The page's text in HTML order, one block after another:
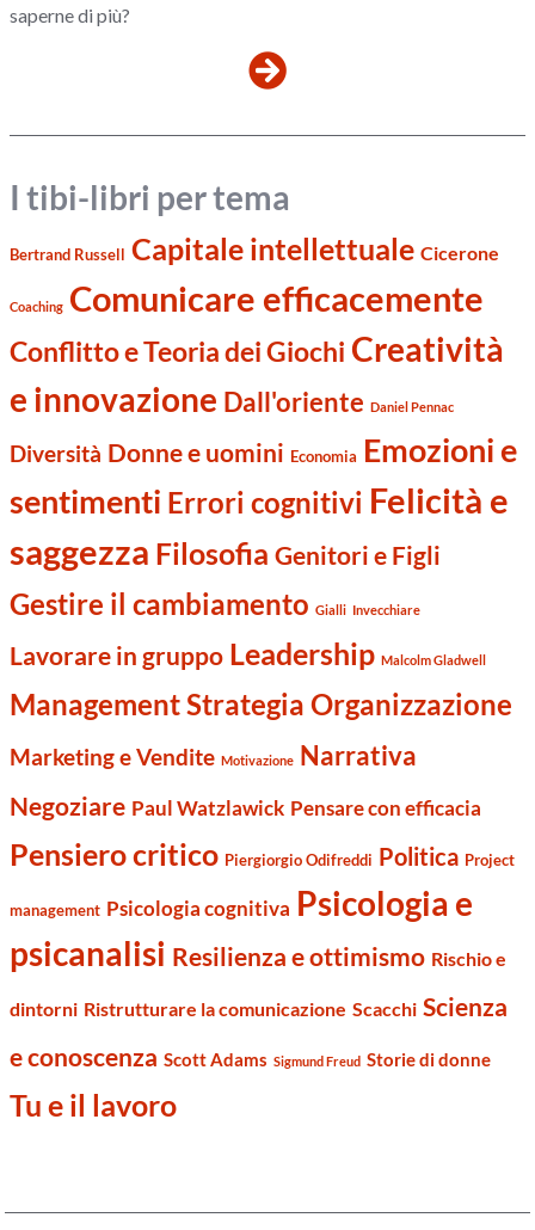
saperne di più?
I tibi-libri per tema
Bertrand Russell Capitale intellettuale Cicerone
Coaching Comunicare efficacemente
Conflitto e Teoria dei Giochi Creatività
e innovazione Dall'oriente Daniel Pennac
Diversità Donne e uomini Economia Emozioni e
sentimenti Errori cognitivi Felicità e
saggezza Filosofia Genitori e Figli
Gestire il cambiamento Gialli Invecchiare
Lavorare in gruppo Leadership Malcolm Gladwell
Management Strategia Organizzazione
Marketing e Vendite Motivazione Narrativa
Negoziare Paul Watzlawick Pensare con efficacia
Pensiero critico Piergiorgio Odifreddi Politica Project
management Psicologia cognitiva Psicologia e
psicanalisi Resilienza e ottimismo Rischio e
dintorni Ristrutturare la comunicazione Scacchi Scienza
e conoscenza Scott Adams Sigmund Freud Storie di donne
Tu e il lavoro